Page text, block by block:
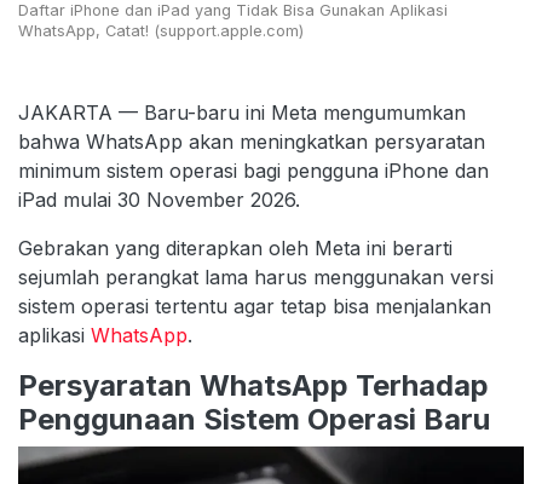
Daftar iPhone dan iPad yang Tidak Bisa Gunakan Aplikasi
WhatsApp, Catat! (support.apple.com)
JAKARTA — Baru-baru ini Meta mengumumkan
bahwa WhatsApp akan meningkatkan persyaratan
minimum sistem operasi bagi pengguna iPhone dan
iPad mulai 30 November 2026.
Gebrakan yang diterapkan oleh Meta ini berarti
sejumlah perangkat lama harus menggunakan versi
sistem operasi tertentu agar tetap bisa menjalankan
aplikasi WhatsApp.
Persyaratan WhatsApp Terhadap
Penggunaan Sistem Operasi Baru